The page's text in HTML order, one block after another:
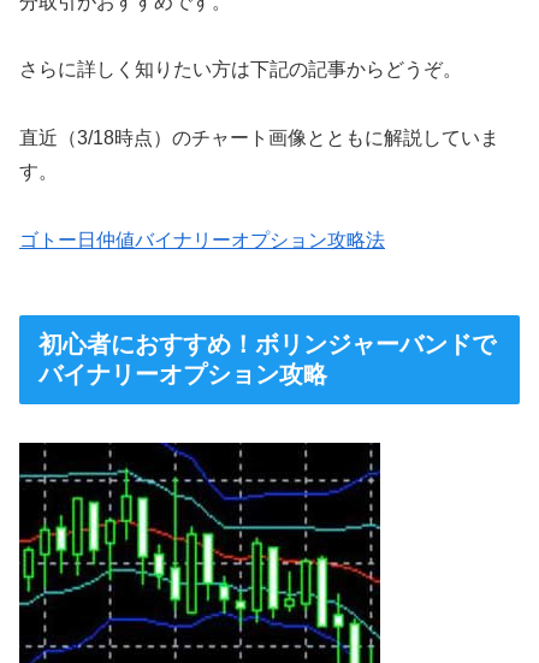
さらに詳しく知りたい方は下記の記事からどうぞ。
直近（3/18時点）のチャート画像とともに解説していま
す。
ゴトー日仲値バイナリーオプション攻略法
初心者におすすめ！ボリンジャーバンドで
バイナリーオプション攻略